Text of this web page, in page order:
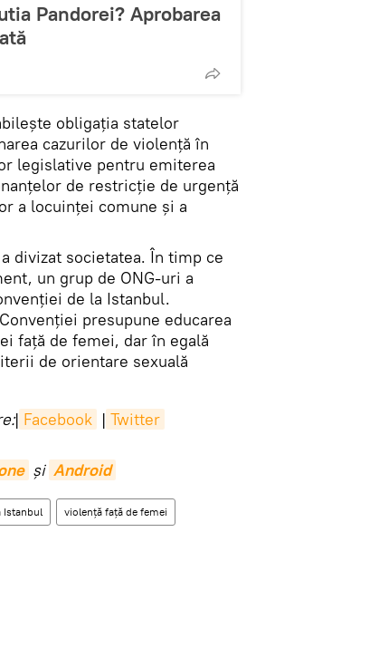
Pandorei? Aprobarea
obligația statelor
cazurilor de violență în
legislative pentru emiterea
de restricție de urgență
a locuinței comune și a
divizat societatea. În timp ce
un grup de ONG-uri a
de la Istanbul.
presupune educarea
față de femei, dar în egală
de orientare sexuală
| Facebook | Twitter
și Android
Istanbul violență față de femei